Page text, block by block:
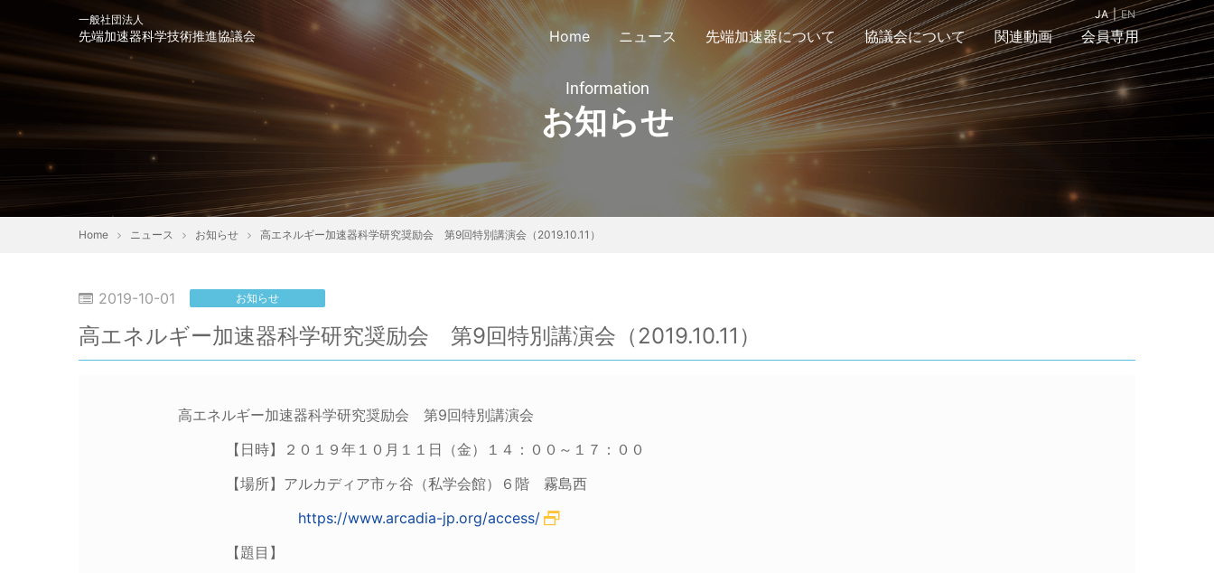
一般社団法人
先端加速器科学技術推進協議会
JA EN
Home ニュース 先端加速器について 協議会について
会長挨拶 協議会定款 公告 会員リスト 協議会組織図
入会案内＆お問合
アクセスマップ
関連動画 会員専用
Information
お知らせ
Home ニュース お知らせ 高エネルギー加速器科学研究奨励会 第9回特別講演会（2019.10.11）
2019-10-01 お知らせ
高エネルギー加速器科学研究奨励会 第9回特別講演会（2019.10.11）
高エネルギー加速器科学研究奨励会 第9回特別講演会
【日時】２０１９年１０月１１日（金）１４：００～１７：００
【場所】アルカディア市ヶ谷（私学会館）６階 霧島西
https://www.arcadia-jp.org/access/
【題目】